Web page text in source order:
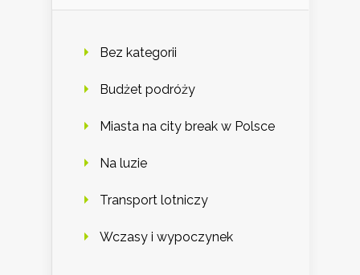
Bez kategorii
Budżet podróży
Miasta na city break w Polsce
Na luzie
Transport lotniczy
Wczasy i wypoczynek